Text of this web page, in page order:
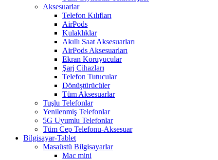
Aksesuarlar
Telefon Kılıfları
AirPods
Kulaklıklar
Akıllı Saat Aksesuarları
AirPods Aksesuarları
Ekran Koruyucular
Şarj Cihazları
Telefon Tutucular
Dönüştürücüler
Tüm Aksesuarlar
Tuşlu Telefonlar
Yenilenmiş Telefonlar
5G Uyumlu Telefonlar
Tüm Cep Telefonu-Aksesuar
Bilgisayar-Tablet
Masaüstü Bilgisayarlar
Mac mini